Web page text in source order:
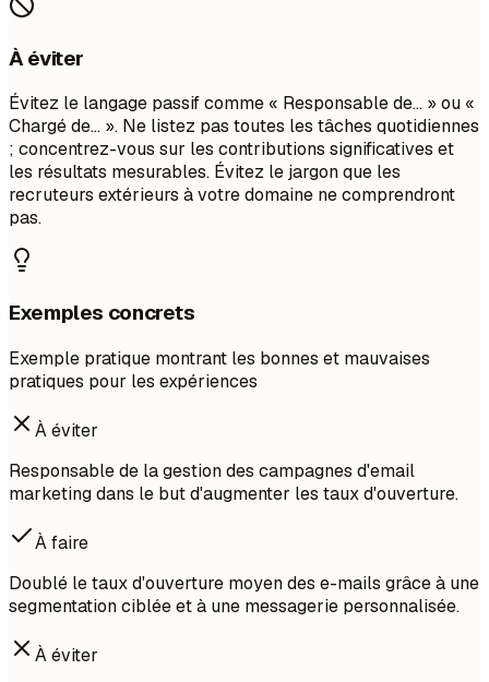
À éviter
Évitez le langage passif comme « Responsable de... » ou «
Chargé de... ». Ne listez pas toutes les tâches quotidiennes
; concentrez-vous sur les contributions significatives et
les résultats mesurables. Évitez le jargon que les
recruteurs extérieurs à votre domaine ne comprendront
pas.
Exemples concrets
Exemple pratique montrant les bonnes et mauvaises
pratiques pour les expériences
À éviter
Responsable de la gestion des campagnes d'email
marketing dans le but d'augmenter les taux d'ouverture.
À faire
Doublé le taux d'ouverture moyen des e-mails grâce à une
segmentation ciblée et à une messagerie personnalisée.
À éviter